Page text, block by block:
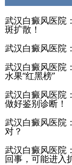
武汉白癜风医院
斑扩散！
武汉白癜风医院
武汉白癜风医院
水果“红黑榜”
武汉白癜风医院
做好鉴别诊断！
武汉白癜风医院
对？
武汉白癜风医院
回事，可能进入